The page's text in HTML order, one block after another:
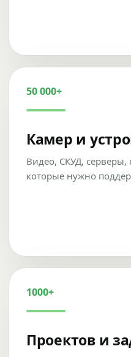
50 000+
Камер и
Видео, СКУД, серверы,
которые нужно
1000+
Проектов и